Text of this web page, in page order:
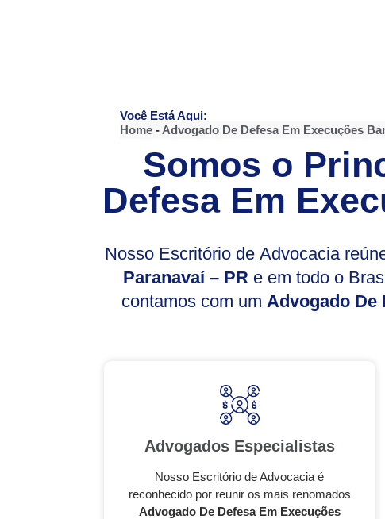
Você Está Aqui:
Home- Advogado De Defesa Em Execuções
Somos o
Defesa Em
Nosso Escritório de Advocacia
Paranavaí – PR e em todo o
contamos com um Advogado De
Advogados Especialistas
Nosso Escritório de Advocacia é
reconhecido por reunir os mais renomados
Advogado De Defesa Em Execuções